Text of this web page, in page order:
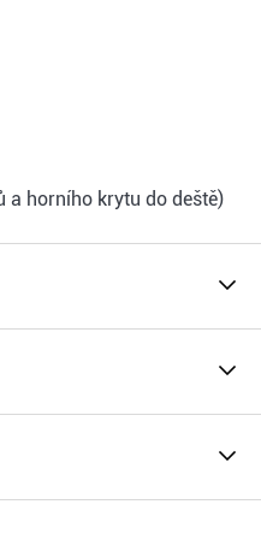
a horního krytu do deště)